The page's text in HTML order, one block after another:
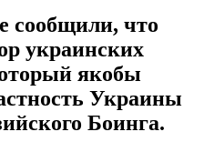
сообщили, что
украинских
якобы
Украины
Боинга.